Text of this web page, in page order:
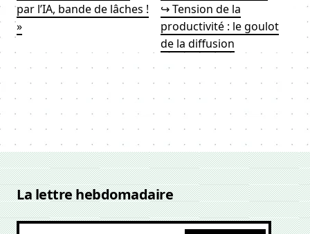
par l’IA, bande de lâches !
»
↪ Tension de la
productivité : le goulot
de la diffusion
La lettre hebdomadaire